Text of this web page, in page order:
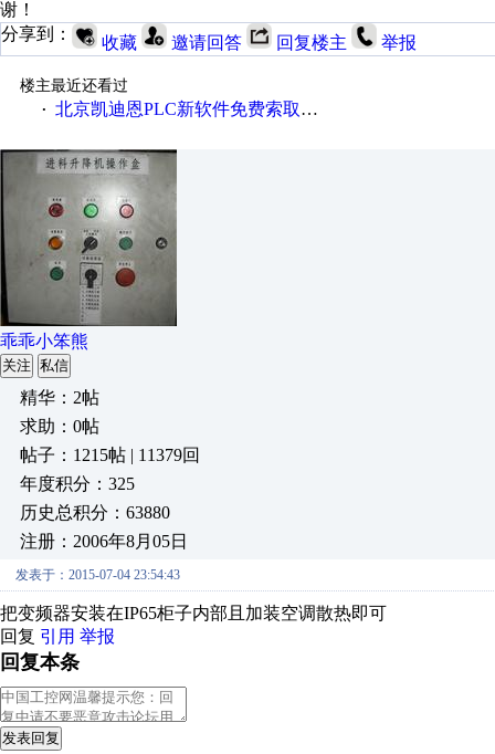
谢！
分享到：
收藏 邀请回答 回复楼主 举报
楼主最近还看过
· 北京凯迪恩PLC新软件免费索取、下载
乖乖小笨熊
关注 私信
精华：2帖
求助：0帖
帖子：1215帖 | 11379回
年度积分：325
历史总积分：63880
注册：2006年8月05日
发表于：2015-07-04 23:54:43
把变频器安装在IP65柜子内部且加装空调散热即可
回复 引用 举报
回复本条
发表回复